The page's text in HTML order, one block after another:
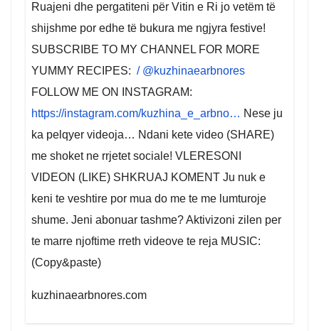
Ruajeni dhe pergatiteni për Vitin e Ri jo vetëm të
shijshme por edhe të bukura me ngjyra festive!
SUBSCRIBE TO MY CHANNEL FOR MORE
YUMMY RECIPES: / @kuzhinaearbnores
FOLLOW ME ON INSTAGRAM:
https://instagram.com/kuzhina_e_arbno… Nese ju
ka pelqyer videoja… Ndani kete video (SHARE)
me shoket ne rrjetet sociale! VLERESONI
VIDEON (LIKE) SHKRUAJ KOMENT Ju nuk e
keni te veshtire por mua do me te me lumturoje
shume. Jeni abonuar tashme? Aktivizoni zilen per
te marre njoftime rreth videove te reja MUSIC:
(Copy&paste)
kuzhinaearbnores.com